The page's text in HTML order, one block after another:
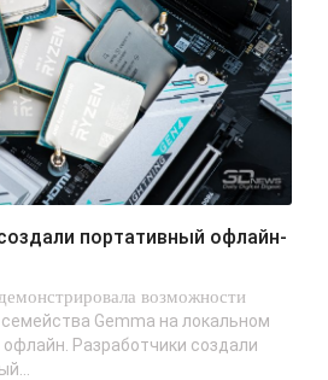
возможности
Gemma на локальном
Разработчики создали